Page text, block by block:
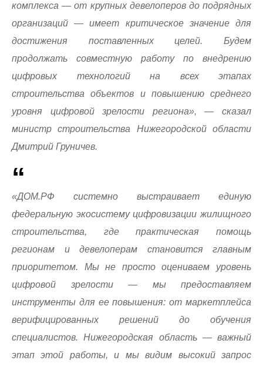
комплекса — от крупных девелоперов до подрядных
организаций — имеет критическое значение для
достижения поставленных целей. Будем
продолжать совместную работу по внедрению
цифровых технологий на всех этапах
строительства объектов и повышению среднего
уровня цифровой зрелости региона», — сказал
министр строительства Нижегородской области
Дмитрий Груничев.
«ДОМ.РФ системно выстраивает единую
федеральную экосистему цифровизации жилищного
строительства, где практическая помощь
регионам и девелоперам становится главным
приоритетом. Мы не просто оцениваем уровень
цифровой зрелости — мы предоставляем
инструменты для ее повышения: от маркетплейса
верифицированных решений до обучения
специалистов. Нижегородская область — важный
этап этой работы, и мы видим высокий запрос